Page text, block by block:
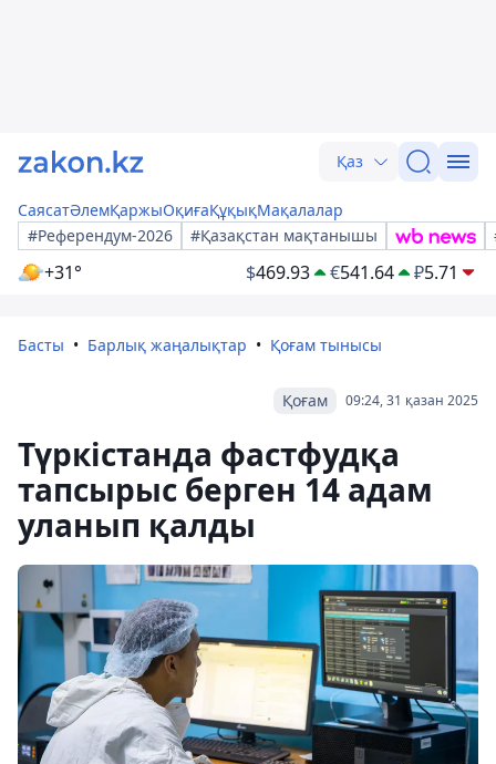
Қаз
СаясатӘлемҚаржыОқиғаҚұқықМақалалар
#Референдум-2026
#Қазақстан мақтанышы
+31° $469.93 €541.64 ₽5.71
Басты Барлық жаңалықтар Қоғам тынысы
09:24, 31 қазан 2025
Қоғам
Түркістанда фастфудқа
тапсырыс берген 14 адам
уланып қалды